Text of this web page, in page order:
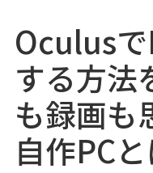
Oculus
する方法
も録画も
自作PC